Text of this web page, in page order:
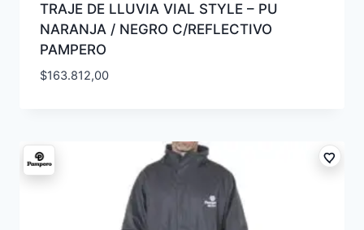
TRAJE DE LLUVIA VIAL STYLE – PU
NARANJA / NEGRO C/REFLECTIVO
PAMPERO
$163.812,00